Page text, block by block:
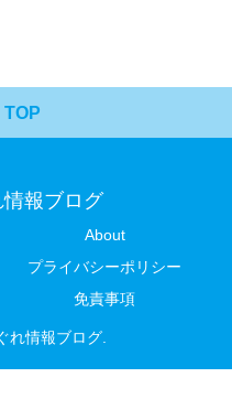
TOP
報ブログ
About
プライバシーポリシー
免責事項
れ情報ブログ.